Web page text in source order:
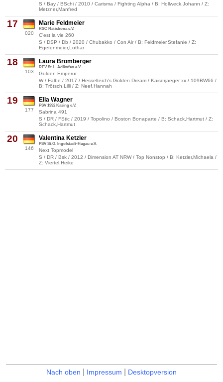
S / Bay / BSchi / 2010 / Carisma / Fighting Alpha / B: Hollweck,Johann / Z:
Metzner,Manfred
17
020
Marie Feldmeier
RSC Ratisbona e.V.
C'est la vie 260
S / DSP / Db / 2020 / Chubakko / Con Air / B: Feldmeier,Stefanie / Z:
Egetenmeier,Lothar
18
103
Laura Bromberger
RFV St.L. Adlkofen e.V.
Golden Emperor
W / Falbe / 2017 / Hesselteich's Golden Dream / Kaiserjaeger xx / 109BW66 /
B: Trötsch,Lilli / Z: Neef,Hannah
19
177
Ella Wagner
PSV 1992 Kasing e.V.
Sabrina 491
S / DR / FStic / 2019 / Topolino / Boston Bonaparte / B: Schack,Hartmut / Z:
Schack,Hartmut
20
146
Valentina Ketzler
PSV St.G. Ingolstadt-Hagau e.V.
Next Topmodel
S / DR / Bsk / 2012 / Dimension AT NRW / Top Nonstop / B: Ketzler,Michaela /
Z: Viertel,Heike
Nach oben Impressum Desktopversion